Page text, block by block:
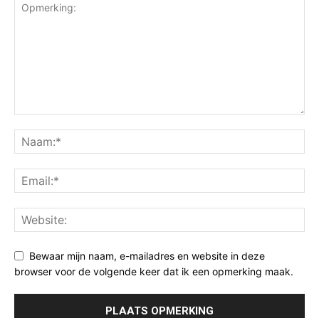
Bewaar mijn naam, e-mailadres en website in deze
browser voor de volgende keer dat ik een opmerking maak.